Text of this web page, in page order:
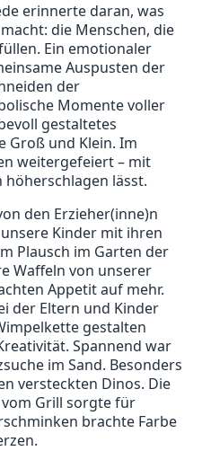
erinnerte daran, was
die Menschen, die
Ein emotionaler
Auspusten der
der
Momente voller
gestaltetes
Groß und Klein. Im
weitergefeiert – mit
höherschlagen lässt.
den Erzieher(inne)n
Kinder mit ihren
Plausch im Garten der
Waffeln von unserer
Appetit auf mehr.
der Eltern und Kinder
gestalten
Spannend war
im Sand. Besonders
versteckten Dinos. Die
Grill sorgte für
brachte Farbe